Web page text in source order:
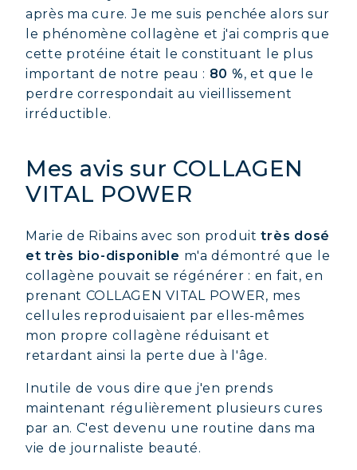
après ma cure. Je me suis penchée alors sur
le phénomène collagène et j'ai compris que
cette protéine était le constituant le plus
important de notre peau : 80 %, et que le
perdre correspondait au vieillissement
irréductible.
Mes avis sur COLLAGEN
VITAL POWER
Marie de Ribains avec son produittrès dosé
et très bio-disponible m'a démontré que le
collagène pouvait se régénérer : en fait, en
prenant COLLAGEN VITAL POWER, mes
cellules reproduisaient par elles-mêmes
mon propre collagène réduisant et
retardant ainsi la perte due à l'âge.
Inutile de vous dire que j'en prends
maintenant régulièrement plusieurs cures
par an. C'est devenu une routine dans ma
vie de journaliste beauté.